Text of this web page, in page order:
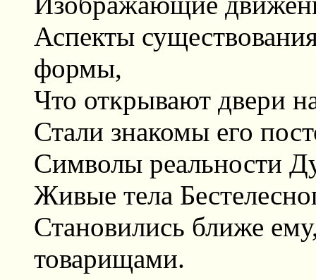
Аспекты
формы,
Что открывают двери
Стали знакомы его
Символы реальности
Живые тела
Становились ближе
товарищами.